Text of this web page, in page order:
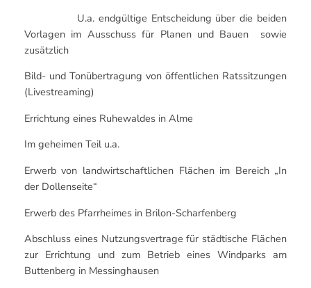
U.a. endgültige Entscheidung über die beiden
Vorlagen im Ausschuss für Planen und Bauen sowie
zusätzlich
Bild- und Tonübertragung von öffentlichen Ratssitzungen
(Livestreaming)
Errichtung eines Ruhewaldes in Alme
Im geheimen Teil u.a.
Erwerb von landwirtschaftlichen Flächen im Bereich „In
der Dollenseite“
Erwerb des Pfarrheimes in Brilon-Scharfenberg
Abschluss eines Nutzungsvertrage für städtische Flächen
zur Errichtung und zum Betrieb eines Windparks am
Buttenberg in Messinghausen